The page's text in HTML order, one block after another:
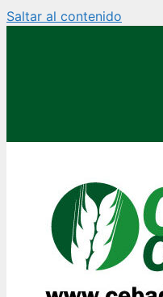
Saltar al contenido